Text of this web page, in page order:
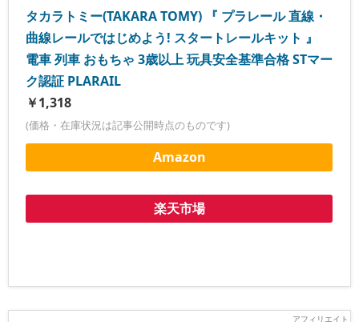
タカラトミー(TAKARA TOMY) 『 プラレール 直線・
曲線レールではじめよう! スタートレールキット 』
電車 列車 おもちゃ 3歳以上 玩具安全基準合格 STマー
ク認証 PLARAIL
￥1,318
(価格・在庫状況は記事公開時点のものです)
Amazon
楽天市場